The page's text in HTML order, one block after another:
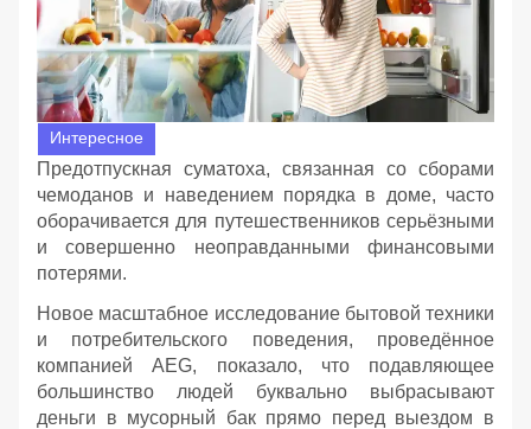
Интересное
Предотпускная суматоха, связанная со сборами
чемоданов и наведением порядка в доме, часто
оборачивается для путешественников серьёзными
и совершенно неоправданными финансовыми
потерями.
Новое масштабное исследование бытовой техники
и потребительского поведения, проведённое
компанией AEG, показало, что подавляющее
большинство людей буквально выбрасывают
деньги в мусорный бак прямо перед выездом в